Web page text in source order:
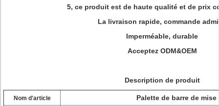
5, ce produit est de haute qualité et de prix
La livraison rapide, commande
Imperméable, durable
Acceptez ODM&OEM
Description de produit
Nom d'article
Palette de barre de mise